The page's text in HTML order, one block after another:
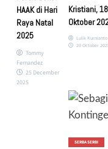
HAAK di Hari
Raya Natal
2025
Tommy
Fernandez
25 December
2025
Kristiani, 18
Oktober
Lulik Kurnianto
20 October
SERBA SERBI